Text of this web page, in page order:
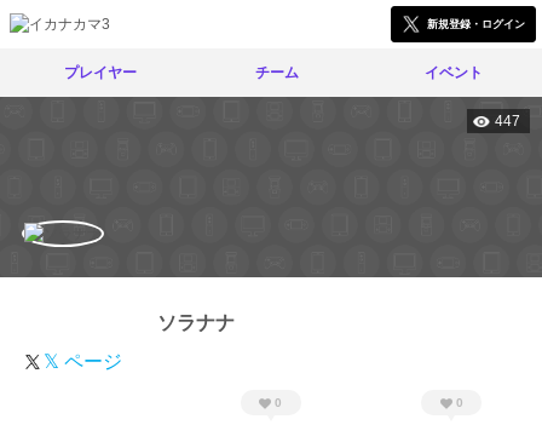
新規登録・ログイン
プレイヤー チーム イベント
447
ソラナナ
𝕏 ページ
0 0